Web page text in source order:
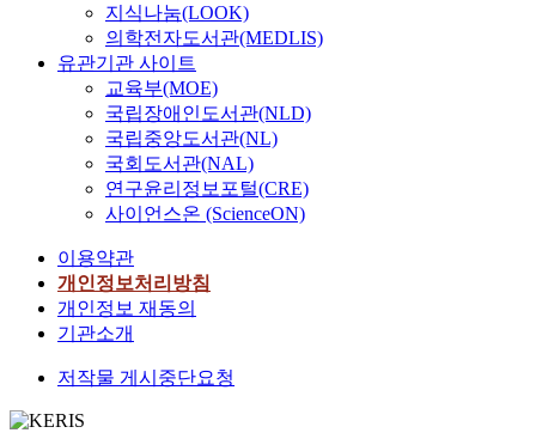
지식나눔(LOOK)
의학전자도서관(MEDLIS)
유관기관 사이트
교육부(MOE)
국립장애인도서관(NLD)
국립중앙도서관(NL)
국회도서관(NAL)
연구윤리정보포털(CRE)
사이언스온 (ScienceON)
이용약관
개인정보처리방침
개인정보 재동의
기관소개
저작물 게시중단요청